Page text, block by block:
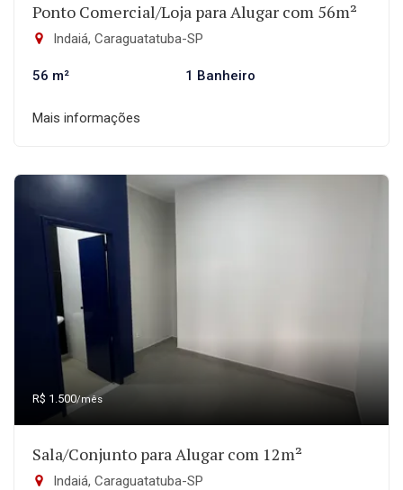
Ponto Comercial/Loja para Alugar com 56m²
Indaiá, Caraguatatuba-SP
56 m² 1 Banheiro
Mais informações
R$ 1.500/mês
Sala/Conjunto para Alugar com 12m²
Indaiá, Caraguatatuba-SP